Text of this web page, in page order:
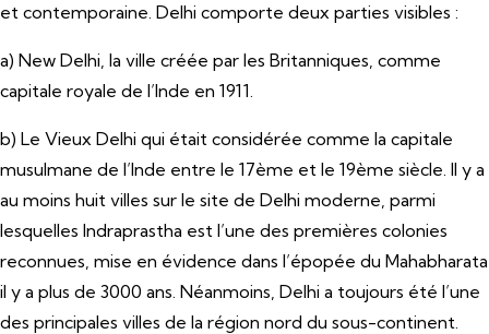
et contemporaine. Delhi comporte deux parties visibles :
a) New Delhi, la ville créée par les Britanniques, comme
capitale royale de l’Inde en 1911.
b) Le Vieux Delhi qui était considérée comme la capitale
musulmane de l’Inde entre le 17ème et le 19ème siècle. Il y a
au moins huit villes sur le site de Delhi moderne, parmi
lesquelles Indraprastha est l’une des premières colonies
reconnues, mise en évidence dans l’épopée du Mahabharata
il y a plus de 3000 ans. Néanmoins, Delhi a toujours été l’une
des principales villes de la région nord du sous-continent.